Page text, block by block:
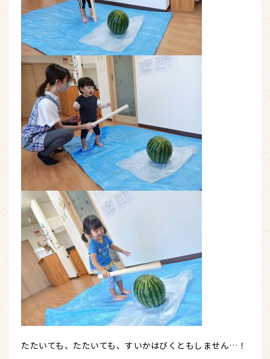
たたいても、たたいても、すいかはびくともしません…！